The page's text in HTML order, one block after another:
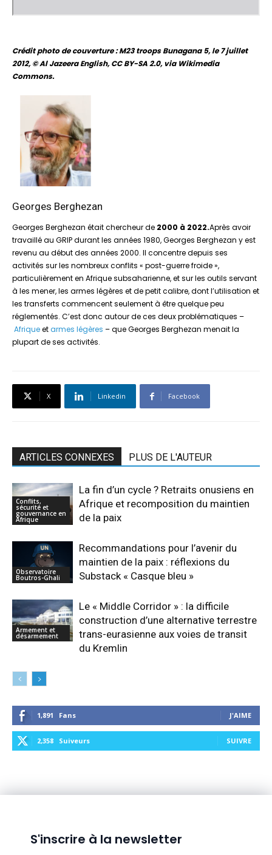
Crédit photo de couverture : M23 troops Bunagana 5, le 7 juillet
2012, © Al Jazeera English, CC BY-SA 2.0, via Wikimedia
Commons.
Georges Berghezan
Georges Berghezan était chercheur de 2000 à 2022.Après avoir
travaillé au GRIP durant les années 1980, Georges Berghezan y est
revenu au début des années 2000. Il concentre depuis ses
activités sur les nombreux conflits « post-guerre froide »,
particulièrement en Afrique subsaharienne, et sur les outils servant
à les mener, les armes légères et de petit calibre, dont l’utilisation et
les transferts commencent seulement à être quelque peu
réglementés. C’est donc autour de ces deux problématiques –
Afriqueetarmes légères – que Georges Berghezan menait la
plupart de ses activités.
X Linkedin Facebook
ARTICLES CONNEXES PLUS DE L'AUTEUR
Conflits,
sécurité et
gouvernance en
Afrique
La fin d’un cycle ? Retraits onusiens en
Afrique et recomposition du maintien
de la paix
Observatoire
Boutros-Ghali
Recommandations pour l’avenir du
maintien de la paix : réflexions du
Substack « Casque bleu »
Armement et
désarmement
Le « Middle Corridor » : la difficile
construction d’une alternative terrestre
trans-eurasienne aux voies de transit
du Kremlin
1,891 Fans J'AIME
2,358 Suiveurs SUIVRE
S'inscrire à la newsletter